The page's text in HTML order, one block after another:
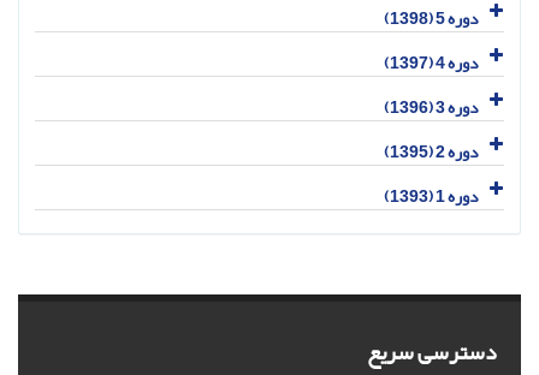
دوره 5 (1398)
دوره 4 (1397)
دوره 3 (1396)
دوره 2 (1395)
دوره 1 (1393)
دسترسی سریع